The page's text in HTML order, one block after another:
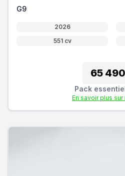
G9
2026
551 cv
65
Pack
En savoir plus